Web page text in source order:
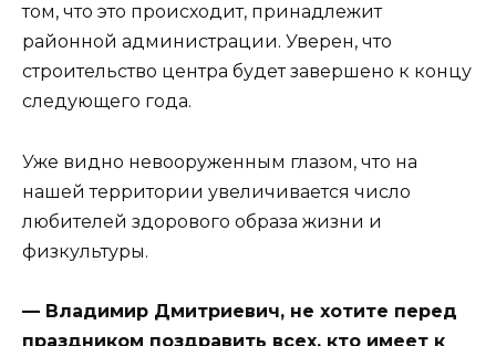
том, что это происходит, принадлежит
районной администрации. Уверен, что
строительство центра будет завершено к концу
следующего года.
Уже видно невооруженным глазом, что на
нашей территории увеличивается число
любителей здорового образа жизни и
физкультуры.
— Владимир Дмитриевич, не хотите перед
праздником поздравить всех, кто имеет к